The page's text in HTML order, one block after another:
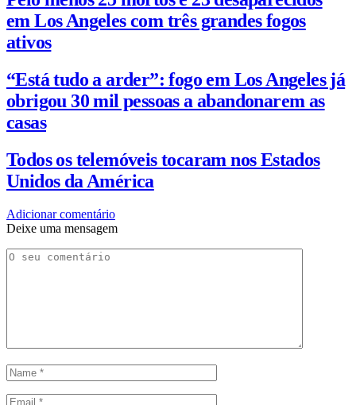
em Los Angeles com três grandes fogos
ativos
“Está tudo a arder”: fogo em Los Angeles já
obrigou 30 mil pessoas a abandonarem as
casas
Todos os telemóveis tocaram nos Estados
Unidos da América
Adicionar comentário
Deixe uma mensagem